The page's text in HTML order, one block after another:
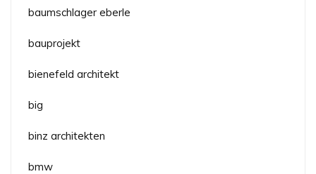
baumschlager eberle
bauprojekt
bienefeld architekt
big
binz architekten
bmw